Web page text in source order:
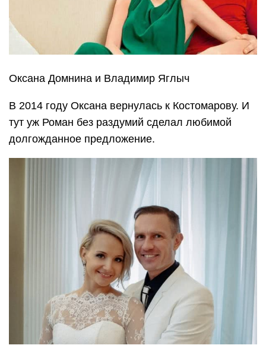
Оксана Домнина и Владимир Яглыч
В 2014 году Оксана вернулась к Костомарову. И
тут уж Роман без раздумий сделал любимой
долгожданное предложение.